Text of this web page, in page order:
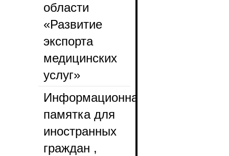
области
«Развитие
экспорта
медицинских
услуг»
Информационная
памятка для
иностранных
граждан ,